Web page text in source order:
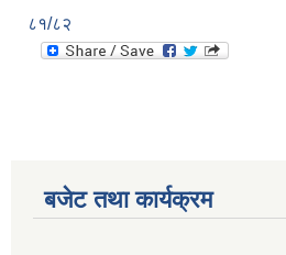
८१/८२
बजेट तथा कार्यक्रम